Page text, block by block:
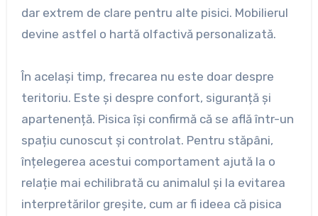
dar extrem de clare pentru alte pisici. Mobilierul
devine astfel o hartă olfactivă personalizată.
În același timp, frecarea nu este doar despre
teritoriu. Este și despre confort, siguranță și
apartenență. Pisica își confirmă că se află într-un
spațiu cunoscut și controlat. Pentru stăpâni,
înțelegerea acestui comportament ajută la o
relație mai echilibrată cu animalul și la evitarea
interpretărilor greșite, cum ar fi ideea că pisica